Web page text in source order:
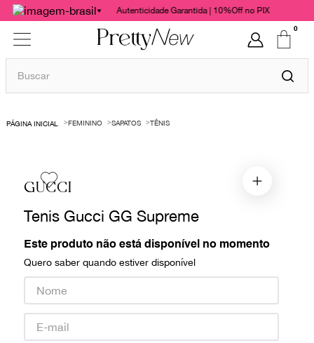
Autenticidade Garantida | 10%Off no PIX
0
Buscar
FEMININO SAPATOS TÊNIS
GUCCI
Tenis Gucci GG Supreme
Este produto não está disponível no momento
Quero saber quando estiver disponível
1º
bolsas
chanel
paula raia
valentino
burberry
prada